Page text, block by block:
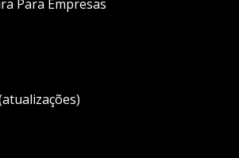
Para Empresas